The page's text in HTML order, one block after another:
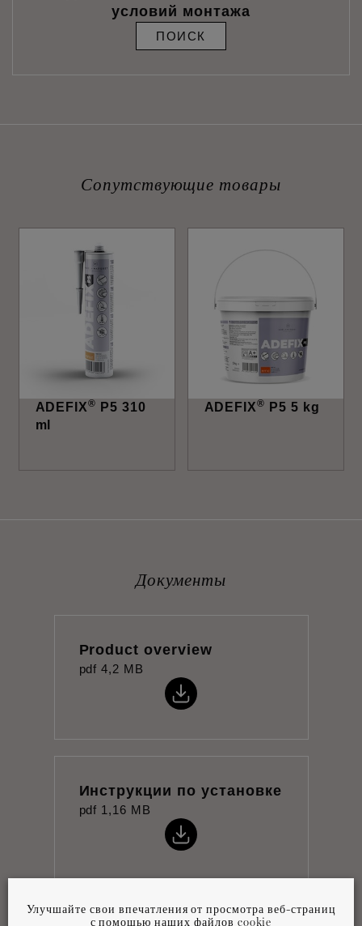
условий монтажа
ПОИСК
Сопутствующие товары
ADEFIX®
P5 310
ml
ADEFIX® P5 5 kg
Документы
Product overview
pdf 4,2 MB
Инструкции по установке
pdf 1,16 MB
Улучшайте свои впечатления от просмотра веб-страниц
с помощью наших файлов cookie